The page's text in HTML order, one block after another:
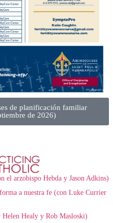
de planificación familiar
de 2026)
el arzobispo Hebda y Jason Adkins)
a nuestra fe (con Luke Currier
Healy y Rob Masloski)